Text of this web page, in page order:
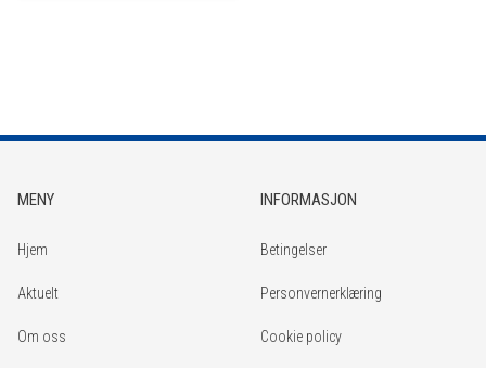
MENY
Hjem
Aktuelt
Om oss
INFORMASJON
Betingelser
Personvernerklæring
Cookie policy